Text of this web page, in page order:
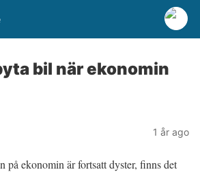
bil när ekonomin
1 år ago
på ekonomin är fortsatt dyster, finns det